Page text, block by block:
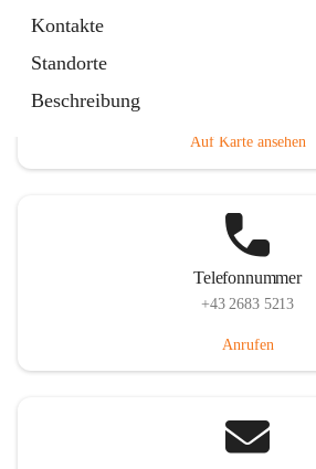
Kontakte
Standorte
Beschreibung
Auf Karte ansehen
Telefonnummer
+43 2683 5213
Anrufen